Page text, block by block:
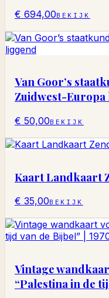
€ 694,00BEKIJK
Van Goor’s
Zuidwest-
€ 50,00BEKIJK
Kaart Landkaart
€ 35,00BEKIJK
Vintage
“Palestina in de